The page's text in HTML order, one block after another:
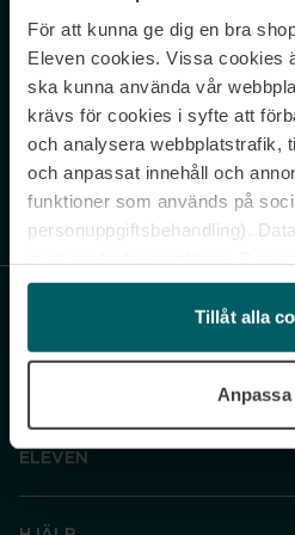
För att kunna ge dig en bra
Eleven cookies. Vissa cookies
ska kunna använda vår
krävs för cookies i syfte att
och analysera webbplatstrafik,
och anpassat innehåll och
funktioner som används på
personuppgiftsbehandling).
och gå vidare” accepterar du
under ”Inställningar” kan
cookies. Du kan återkalla ditt
Tillåt alla
Anpassa
Never miss a beat.
Sign up to our
Genom att prenumerera accepterar du
ELEVEN